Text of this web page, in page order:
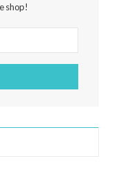
shop!